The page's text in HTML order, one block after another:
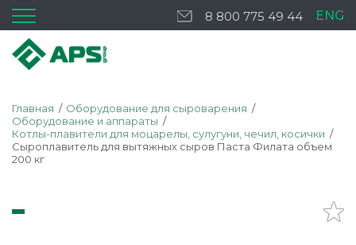
8 800 775 49 44 ENG
Главная
Оборудование для сыроварения
Оборудование и аппараты
Котлы-плавители для моцарелы, сулугуни, чечил, косички
Сыроплавитель для вытяжных сыров Паста Филата объем
200 кг